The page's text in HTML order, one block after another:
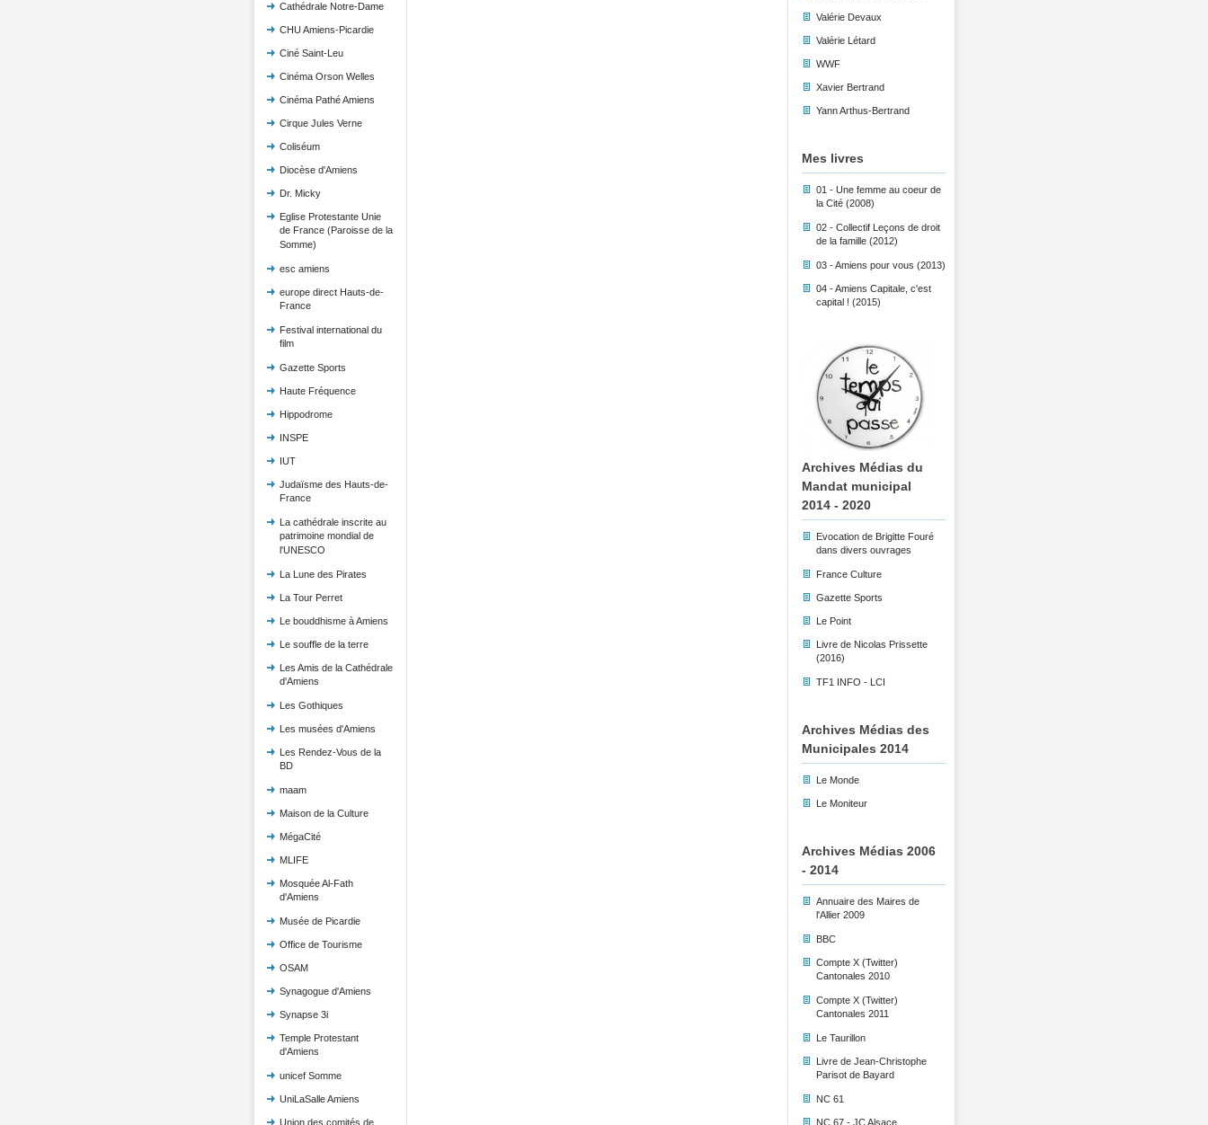
Cathédrale Notre-Dame
CHU Amiens-Picardie
Ciné Saint-Leu
Cinéma Orson Welles
Cinéma Pathé Amiens
Cirque Jules Verne
Coliséum
Diocèse d'Amiens
Dr. Micky
Eglise Protestante Unie
de France (Paroisse de la
Somme)
esc amiens
europe direct Hauts-de-
France
Festival international du
film
Gazette Sports
Haute Fréquence
Hippodrome
INSPE
IUT
Judaïsme des Hauts-de-
France
La cathédrale inscrite au
patrimoine mondial de
l'UNESCO
La Lune des Pirates
La Tour Perret
Le bouddhisme à Amiens
Le souffle de la terre
Les Amis de la Cathédrale
d'Amiens
Les Gothiques
Les musées d'Amiens
Les Rendez-Vous de la
BD
maam
Maison de la Culture
MégaCité
MLIFE
Mosquée Al-Fath
d'Amiens
Musée de Picardie
Office de Tourisme
OSAM
Synagogue d'Amiens
Synapse 3i
Temple Protestant
d'Amiens
unicef Somme
UniLaSalle Amiens
Union des comités de
Valérie Devaux
Valérie Létard
WWF
Xavier Bertrand
Yann Arthus-Bertrand
Mes livres
01 - Une femme au coeur de
la Cité (2008)
02 - Collectif Leçons de droit
de la famille (2012)
03 - Amiens pour vous (2013)
04 - Amiens Capitale, c'est
capital ! (2015)
Archives Médias du
Mandat municipal
2014 - 2020
Evocation de Brigitte Fouré
dans divers ouvrages
France Culture
Gazette Sports
Le Point
Livre de Nicolas Prissette
(2016)
TF1 INFO - LCI
Archives Médias des
Municipales 2014
Le Monde
Le Moniteur
Archives Médias 2006
- 2014
Annuaire des Maires de
l'Allier 2009
BBC
Compte X (Twitter)
Cantonales 2010
Compte X (Twitter)
Cantonales 2011
Le Taurillon
Livre de Jean-Christophe
Parisot de Bayard
NC 61
NC 67 - JC Alsace